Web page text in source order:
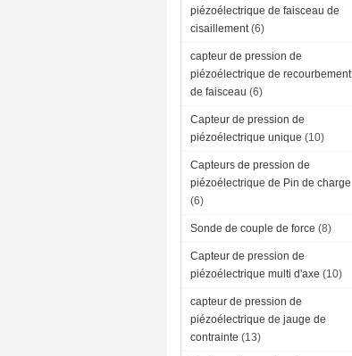
piézoélectrique de faisceau de
cisaillement (6)
capteur de pression de
piézoélectrique de recourbement
de faisceau (6)
Capteur de pression de
piézoélectrique unique (10)
Capteurs de pression de
piézoélectrique de Pin de charge
(6)
Sonde de couple de force (8)
Capteur de pression de
piézoélectrique multi d'axe (10)
capteur de pression de
piézoélectrique de jauge de
contrainte (13)